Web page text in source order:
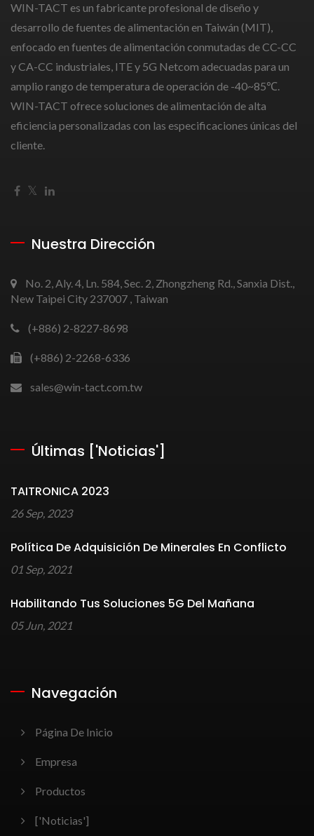
WIN-TACT es un fabricante profesional de diseño y
desarrollo de fuentes de alimentación en Taiwán (MIT),
enfocado en fuentes de alimentación conmutadas de CC-CC
y CA-CC industriales, ITE y 5G Netcom adecuadas para un
amplio rango de temperatura de operación de -40~85℃.
WIN-TACT ofrece soluciones de alimentación de alta
eficiencia personalizadas con las especificaciones únicas del
cliente.
Nuestra Dirección
No. 2, Aly. 4, Ln. 584, Sec. 2, Zhongzheng Rd., Sanxia Dist.,
New Taipei City 237007 , Taiwan
(+886) 2-8227-8698
(+886) 2-2268-6336
sales@win-tact.com.tw
Últimas ['Noticias']
TAITRONICA 2023
26 Sep, 2023
Política De Adquisición De Minerales En Conflicto
01 Sep, 2021
Habilitando Tus Soluciones 5G Del Mañana
05 Jun, 2021
Navegación
Página De Inicio
Empresa
Productos
['Noticias']